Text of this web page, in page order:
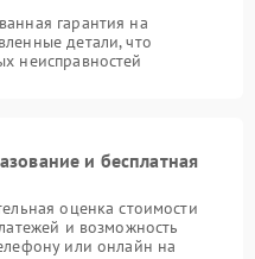
гарантия на
детали, что
неисправностей
и бесплатная
оценка стоимости
и возможность
или онлайн на